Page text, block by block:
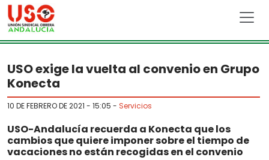
Skip to main content
USO exige la vuelta al convenio en Grupo
Konecta
10 DE FEBRERO DE 2021 - 15:05 - Servicios
USO-Andalucía recuerda a Konecta que los
cambios que quiere imponer sobre el tiempo de
vacaciones no están recogidas en el convenio